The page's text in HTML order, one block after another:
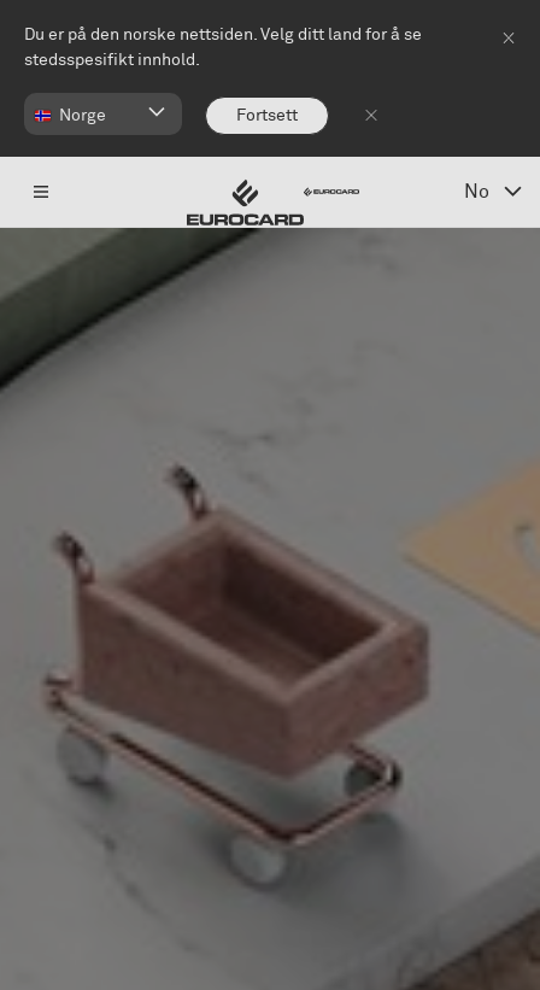
Du er på den norske nettsiden. Velg ditt land for å se
stedsspesifikt innhold.
Norge Fortsett
No